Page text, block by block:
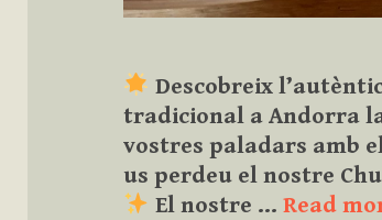
Descobreix
tradicional a Andorra
vostres paladars amb
us perdeu el nostre
El nostre … Read